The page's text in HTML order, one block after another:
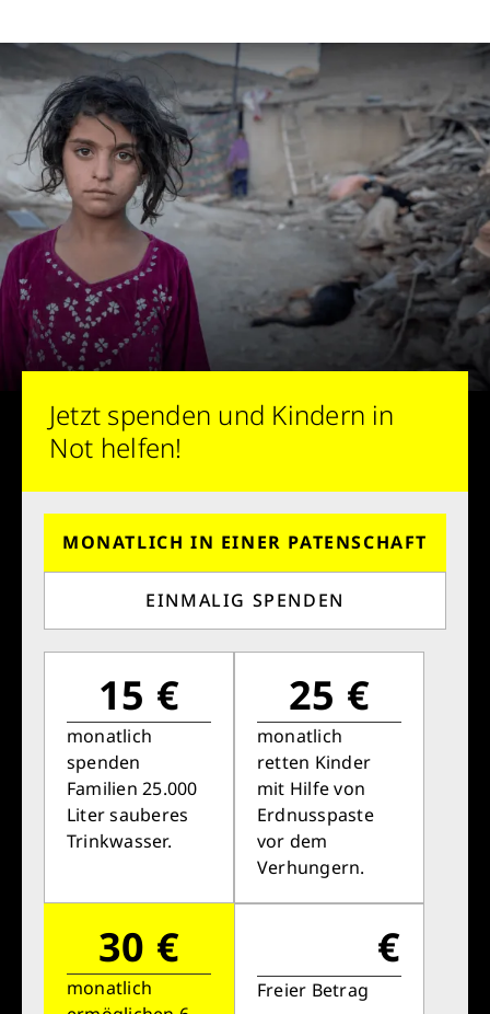
Jetzt spenden und Kindern in
Not helfen!
MONATLICH IN EINER PATENSCHAFT
EINMALIG SPENDEN
15 €
monatlich
spenden
Familien 25.000
Liter sauberes
Trinkwasser.
25 €
monatlich
retten Kinder
mit Hilfe von
Erdnusspaste
vor dem
Verhungern.
30 €
monatlich
€
Freier Betrag